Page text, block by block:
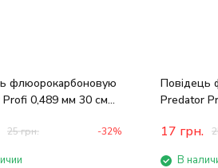
флюорокарбоновую
Profi 0,489 мм 30 см
25грн. -32%
Повідець
Predator
17 грн.
В